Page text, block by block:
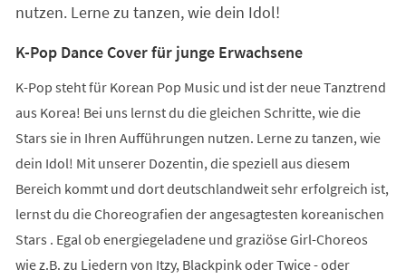
nutzen. Lerne zu tanzen, wie dein Idol!
K-Pop Dance Cover für junge Erwachsene
K-Pop steht für Korean Pop Music und ist der neue Tanztrend
aus Korea! Bei uns lernst du die gleichen Schritte, wie die
Stars sie in Ihren Aufführungen nutzen. Lerne zu tanzen, wie
dein Idol! Mit unserer Dozentin, die speziell aus diesem
Bereich kommt und dort deutschlandweit sehr erfolgreich ist,
lernst du die Choreografien der angesagtesten koreanischen
Stars . Egal ob energiegeladene und graziöse Girl-Choreos
wie z.B. zu Liedern von Itzy, Blackpink oder Twice - oder